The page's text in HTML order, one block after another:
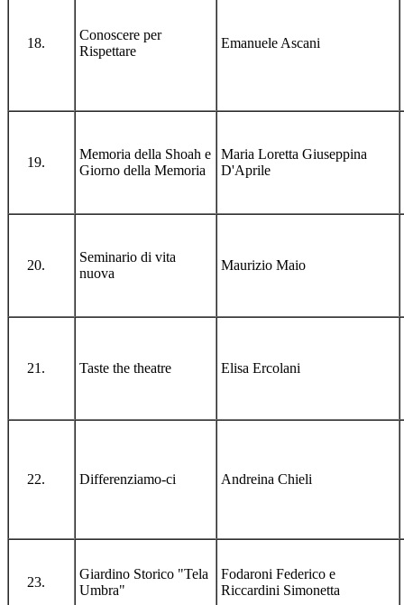
Conoscere per
Rispettare
Emanuele Ascani
Memoria della Shoah e
Giorno della Memoria
Maria Loretta Giuseppina
D'Aprile
Seminario di vita
nuova
Maurizio Maio
Taste the theatre Elisa Ercolani
Differenziamo-ci Andreina Chieli
Giardino Storico "Tela
Umbra"
Fodaroni Federico e
Riccardini Simonetta